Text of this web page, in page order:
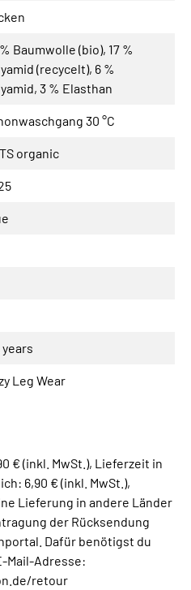
Baumwolle (bio), 17 %
(recycelt), 6 %
3 % Elasthan
30 °C
organic
years
Leg Wear
€ (inkl. MwSt.), Lieferzeit in
6,90 € (inkl. MwSt.),
Lieferung in andere Länder
der Rücksendung
Dafür benötigst du
Mail-Adresse:
retour